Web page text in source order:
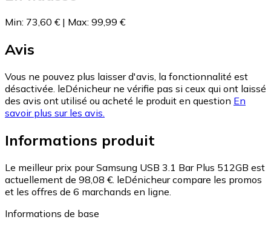
Min: 73,60 € | Max: 99,99 €
Avis
Vous ne pouvez plus laisser d'avis, la fonctionnalité est
désactivée. leDénicheur ne vérifie pas si ceux qui ont laissé
des avis ont utilisé ou acheté le produit en question En
savoir plus sur les avis.
Informations produit
Le meilleur prix pour Samsung USB 3.1 Bar Plus 512GB est
actuellement de 98,08 €. leDénicheur compare les promos
et les offres de 6 marchands en ligne.
Informations de base